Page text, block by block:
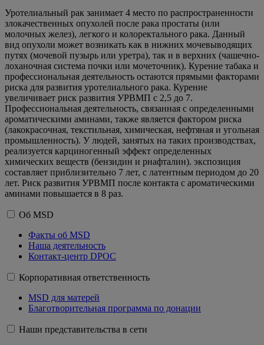
Уротелиальный рак занимает 4 место по распространенности
злокачественных опухолей после рака простаты (или
молочных желез), легкого и колоректального рака. Данный
вид опухоли может возникать как в нижних мочевыводящих
путях (мочевой пузырь или уретра), так и в верхних (чашечно-
лоханочная система почки или мочеточник). Курение табака и
профессиональная деятельность остаются прямыми факторами
риска для развития уротелиального рака. Курение
увеличивает риск развития УРВМП с 2,5 до 7.
Профессиональная деятельность, связанная с определенными
ароматическими аминами, также является фактором риска
(лакокрасочная, текстильная, химическая, нефтяная и угольная
промышленность). У людей, занятых на таких производствах,
реализуется карциногенный эффект определенных
химических веществ (бензидин и рнафталин). экспозиция
составляет приблизительно 7 лет, с латентным периодом до 20
лет. Риск развития УРВМП после контакта с ароматическими
аминами повышается в 8 раз.
Об MSD
Факты об MSD
Наша деятельность
Контакт-центр DPOC
Корпоративная ответственность
MSD для матерей
Благотворительная программа по донации
Наши представительства в сети